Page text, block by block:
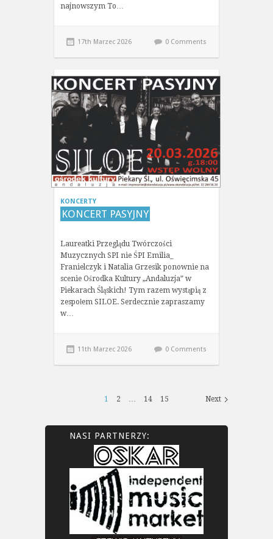
najnowszym To…
17th Marzec 2026 0 Comments
KONCERTY
KONCERT PASYJNY
Laureatki Przeglądu Twórczości
Muzycznych SPI nie ŚPI Emilia_
Franielczyk i Natalia Grzesik ponownie na
scenie Ośrodka Kultury „Andaluzja” w
Piekarach Śląskich! Tym razem wystąpią z
zespołem SILOE. Serdecznie zapraszamy
w…
11th Marzec 2026 0 Comments
Next
1 2 … 14 15
NASI PARTNERZY: